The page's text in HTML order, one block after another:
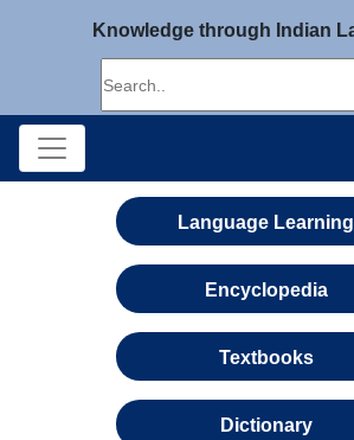
Knowledge through Indian
Language Learning
Encyclopedia
Textbooks
Dictionary